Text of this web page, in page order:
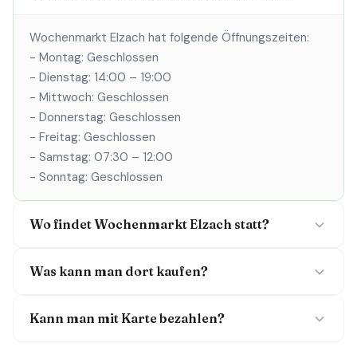
Wochenmarkt Elzach hat folgende Öffnungszeiten:
- Montag: Geschlossen
- Dienstag: 14:00 – 19:00
- Mittwoch: Geschlossen
- Donnerstag: Geschlossen
- Freitag: Geschlossen
- Samstag: 07:30 – 12:00
- Sonntag: Geschlossen
Wo findet Wochenmarkt Elzach statt?
Was kann man dort kaufen?
Kann man mit Karte bezahlen?